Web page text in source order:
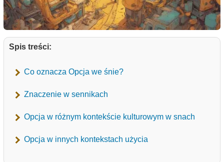
Spis treści:
Co oznacza Opcja we śnie?
Znaczenie w sennikach
Opcja w różnym kontekście kulturowym w snach
Opcja w innych kontekstach użycia